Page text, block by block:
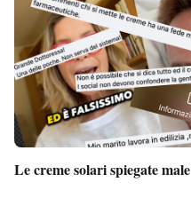
Le creme solari spiegate male